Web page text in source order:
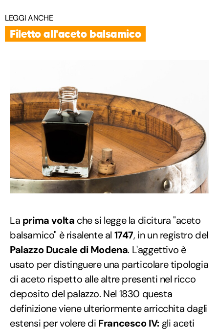
LEGGI ANCHE
Filetto all'aceto balsamico
La prima volta che si legge la dicitura "aceto
balsamico" è risalente al 1747, in un registro del
Palazzo Ducale di Modena. L'aggettivo è
usato per distinguere una particolare tipologia
di aceto rispetto alle altre presenti nel ricco
deposito del palazzo. Nel 1830 questa
definizione viene ulteriormente arricchita dagli
estensi per volere di Francesco IV: gli aceti